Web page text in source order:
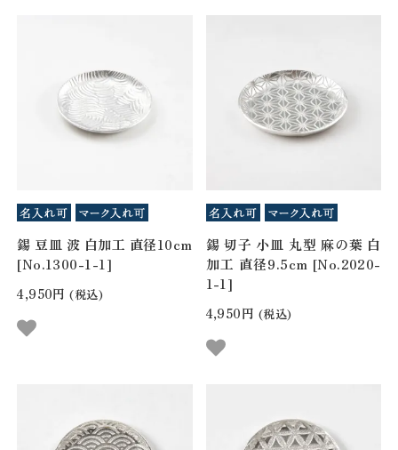
錫 豆皿 波 白加工 直径10cm
[No.1300-1-1]
4,950円 (税込)
錫 切子 小皿 丸型 麻の葉 白
加工 直径9.5cm [No.2020-
1-1]
4,950円 (税込)